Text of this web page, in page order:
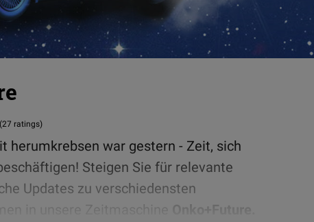
(27 ratings)
herumkrebsen war gestern - Zeit, sich
Steigen Sie für relevante
Updates zu verschiedensten
in unsere Zeitmaschine
Onko+Future.